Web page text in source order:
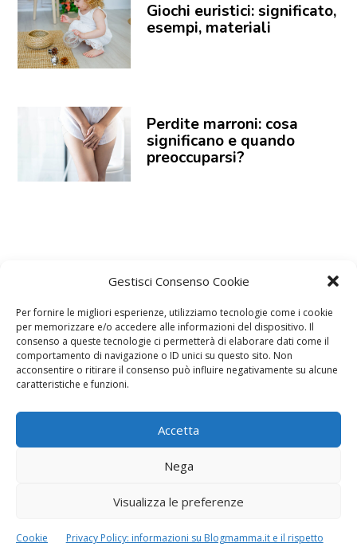
Gestisci Consenso Cookie
Per fornire le migliori esperienze, utilizziamo tecnologie come i cookie
per memorizzare e/o accedere alle informazioni del dispositivo. Il
consenso a queste tecnologie ci permetterà di elaborare dati come il
comportamento di navigazione o ID unici su questo sito. Non
acconsentire o ritirare il consenso può influire negativamente su alcune
caratteristiche e funzioni.
Accetta
Nega
Visualizza le preferenze
Cookie
Privacy Policy: informazioni su Blogmamma.it e il rispetto
Giochi euristici: significato,
esempi, materiali
Perdite marroni: cosa
significano e quando
preoccuparsi?
Lascia un commento